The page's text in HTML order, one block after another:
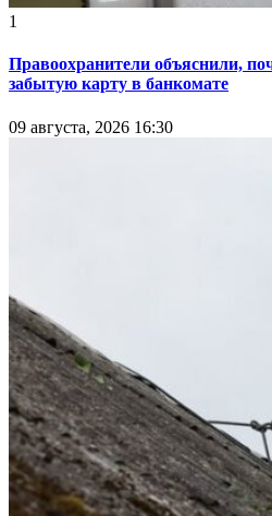
1
Правоохранители объяснили,
забытую карту в банкомате
09 августа, 2026 16:30